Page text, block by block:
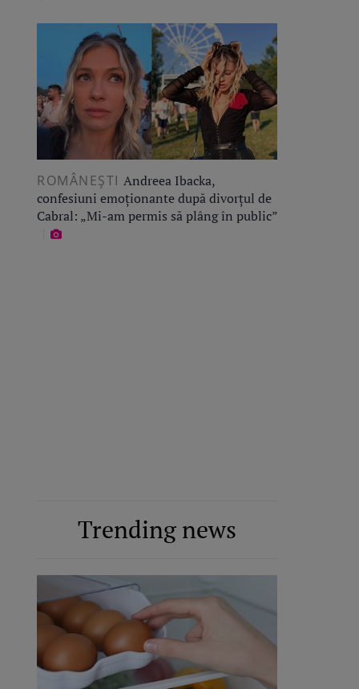
ROMÂNEŞTI Andreea Ibacka,
confesiuni emoționante după divorțul de
Cabral: „Mi-am permis să plâng în public”
Trending news